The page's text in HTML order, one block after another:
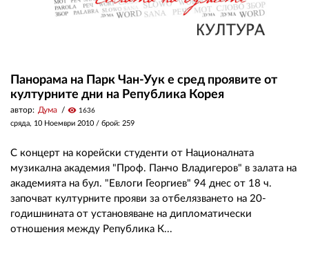
Панорама на Парк Чан-Уук е сред проявите от
културните дни на Република Корея
автор: Дума visibility 1636
сряда, 10 Ноември 2010 / брой: 259
С концерт на корейски студенти от Националната
музикална академия "Проф. Панчо Владигеров" в залата на
академията на бул. "Евлоги Георгиев" 94 днес от 18 ч.
започват културните прояви за отбелязването на 20-
годишнината от установяване на дипломатически
отношения между Република К...